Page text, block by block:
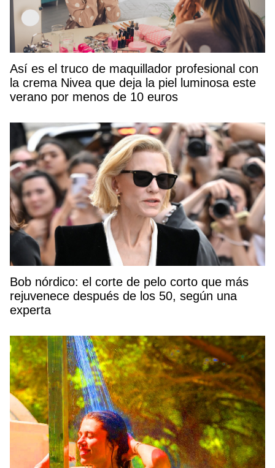
Así es el truco de maquillador profesional con
la crema Nivea que deja la piel luminosa este
verano por menos de 10 euros
Bob nórdico: el corte de pelo corto que más
rejuvenece después de los 50, según una
experta